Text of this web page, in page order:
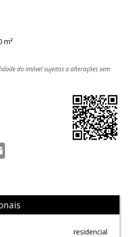
m²
do imóvel sujeitos a alterações sem
residencial